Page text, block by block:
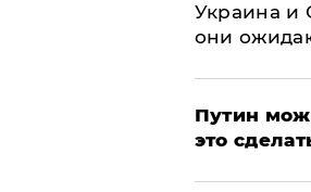
Украина и
они
Путин
это